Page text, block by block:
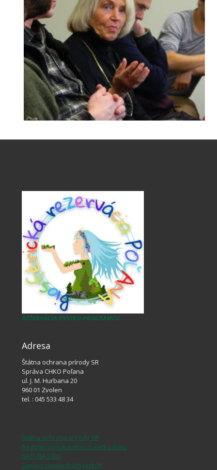
REZERVÁCIA ENVIRO PROGRAMOV
Adresa
Štátna ochrana prírody SR
Správa CHKO Poľana
ul. J. M. Hurbana 20
960 01 Zvolen
tel. : 045 533 48 34
Štátna ochrana prírody SR
Register ponúkaného majetku štátu
NATURA 2000
Správa slovenských jaskýň